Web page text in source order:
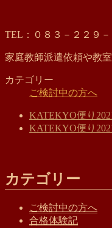
TEL：０８３－２２９
家庭教師派遣依頼や教
カテゴリー
ご検討中の方へ
KATEKYO便り
KATEKYO便り
カテゴリー
ご検討中の方へ
合格体験記